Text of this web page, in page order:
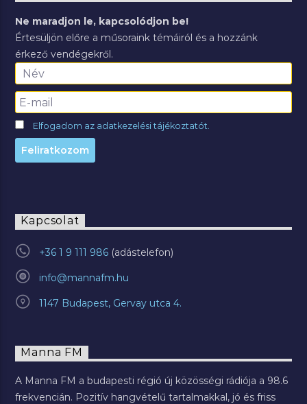
Ne maradjon le, kapcsolódjon be!
Értesüljön előre a műsoraink témáiról és a hozzánk
érkező vendégekről.
Elfogadom az adatkezelési tájékoztatót.
Kapcsolat
+36 1 9 111 986
info@mannafm.hu
1147 Budapest, Gervay utca 4.
Manna FM
A Manna FM a budapesti régió új közösségi rádiója a 98.6
frekvencián. Pozitív hangvételű tartalmakkal, jó és friss